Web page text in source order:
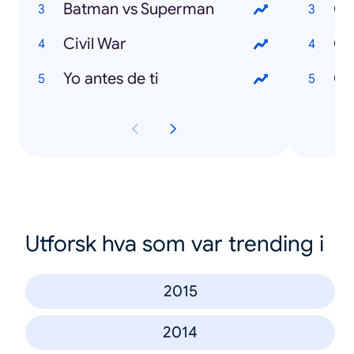
Batman vs Superman
Civil War
Yo antes de ti
Utforsk hva som var trending i
2015
2014